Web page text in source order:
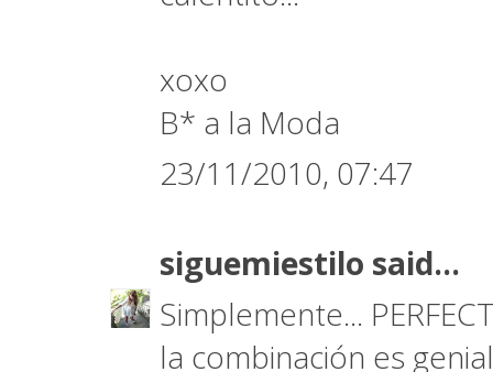
xoxo
B* a la Moda
23/11/2010, 07:47
siguemiestilo said...
Simplemente...
la combinación es